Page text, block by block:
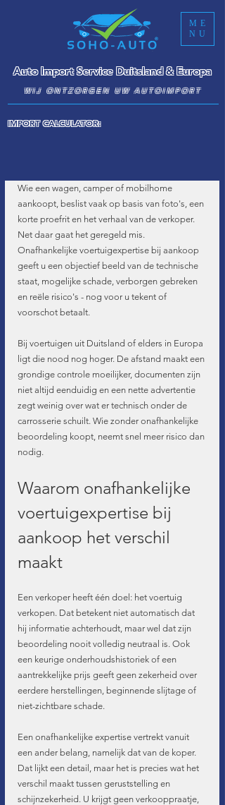
ME
NU
Auto Import Service Duitsland & Europa
IMPORT CALCULATOR:
WIJ ONTZORGEN UW AUTOIMPORT
Wie een wagen, camper of mobilhome
aankoopt, beslist vaak op basis van foto's, een
korte proefrit en het verhaal van de verkoper.
Net daar gaat het geregeld mis.
Onafhankelijke voertuigexpertise bij aankoop
geeft u een objectief beeld van de technische
staat, mogelijke schade, verborgen gebreken
en reële risico's - nog voor u tekent of
voorschot betaalt.
Bij voertuigen uit Duitsland of elders in Europa
ligt die nood nog hoger. De afstand maakt een
grondige controle moeilijker, documenten zijn
niet altijd eenduidig en een nette advertentie
zegt weinig over wat er technisch onder de
carrosserie schuilt. Wie zonder onafhankelijke
beoordeling koopt, neemt snel meer risico dan
nodig.
Waarom onafhankelijke
voertuigexpertise bij
aankoop het verschil
maakt
Een verkoper heeft één doel: het voertuig
verkopen. Dat betekent niet automatisch dat
hij informatie achterhoudt, maar wel dat zijn
beoordeling nooit volledig neutraal is. Ook
een keurige onderhoudshistoriek of een
aantrekkelijke prijs geeft geen zekerheid over
eerdere herstellingen, beginnende slijtage of
niet-zichtbare schade.
Een onafhankelijke expertise vertrekt vanuit
een ander belang, namelijk dat van de koper.
Dat lijkt een detail, maar het is precies wat het
verschil maakt tussen geruststelling en
schijnzekerheid. U krijgt geen verkooppraatje,